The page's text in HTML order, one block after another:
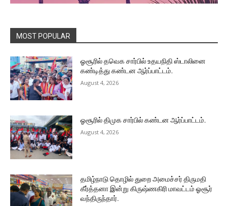
MOST POPULAR
ஓசூரில் தவெக சார்பில் உதயநிதி ஸ்டாலினை
கண்டித்து கண்டன ஆர்ப்பாட்டம்.
August 4, 2026
ஓசூரில் திமுக சார்பில் கண்டன ஆர்ப்பாட்டம்.
August 4, 2026
தமிழ்நாடு தொழில் துறை அமைச்சர் திருமதி
கீர்த்தனா இன்று கிருஷ்ணகிரி மாவட்டம் ஓசூர்
வந்திருந்தார்.